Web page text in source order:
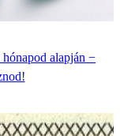
hónapod alapján −